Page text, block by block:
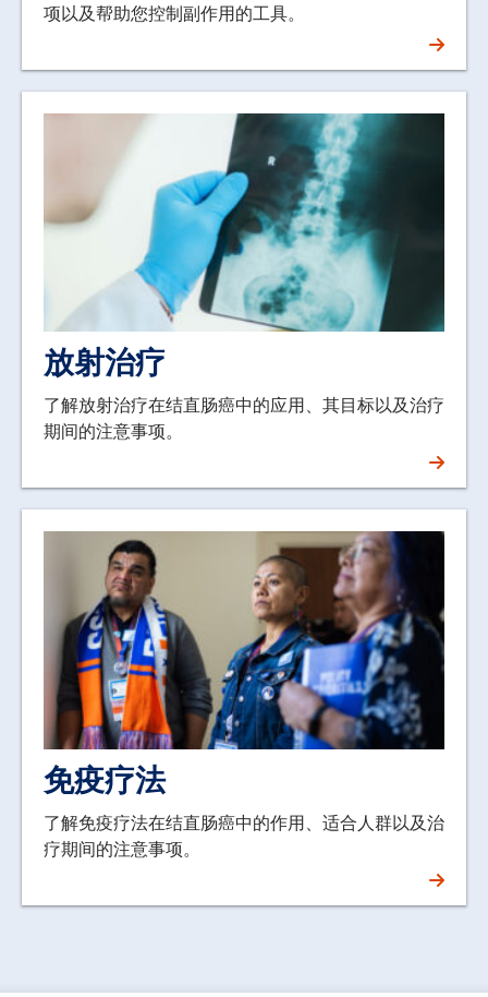
项以及帮助您控制副作用的工具。
放射治疗
了解放射治疗在结直肠癌中的应用、其目标以及治疗
期间的注意事项。
免疫疗法
了解免疫疗法在结直肠癌中的作用、适合人群以及治
疗期间的注意事项。